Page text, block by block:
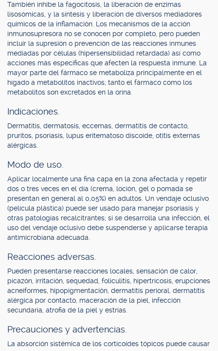
También inhibe la fagocitosis, la liberación de enzimas
lisosómicas, y la síntesis y liberación de diversos mediadores
químicos de la inflamación. Los mecanismos de la acción
inmunosupresora no se conocen por completo, pero pueden
incluir la supresión o prevención de las reacciones inmunes
mediadas por células (hipersensibilidad retardada) así como
acciones más específicas que afecten la respuesta inmune. La
mayor parte del fármaco se metaboliza principalmente en el
hígado a metabolitos inactivos; tanto el fármaco como los
metabolitos son excretados en la orina.
Indicaciones.
Dermatitis, dermatosis, eccemas, dermatitis de contacto,
pruritos, psoriasis, lupus eritematoso discoide, otitis externas
alérgicas.
Modo de uso.
Aplicar localmente una fina capa en la zona afectada y repetir
dos o tres veces en el día (crema, loción, gel o pomada se
presentan en general al 0,05%) en adultos. Un vendaje oclusivo
(película plástica) puede ser usado para manejar psoriasis y
otras patologías recalcitrantes; si se desarrolla una infección, el
uso del vendaje oclusivo debe suspenderse y aplicarse terapia
antimicrobiana adecuada.
Reacciones adversas.
Pueden presentarse reacciones locales, sensación de calor,
picazón, irritación, sequedad, foliculitis, hipertricosis, erupciones
acneiformes, hipopigmentación, dermatitis perioral, dermatitis
alérgica por contacto, maceración de la piel, infección
secundaria, atrofia de la piel y estrías.
Precauciones y advertencias.
La absorción sistémica de los corticoides tópicos puede causar